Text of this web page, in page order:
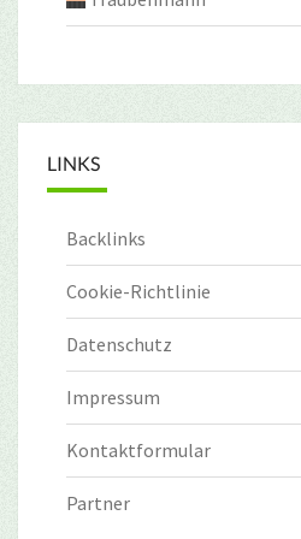
LINKS
Backlinks
Cookie-Richtlinie
Datenschutz
Impressum
Kontaktformular
Partner